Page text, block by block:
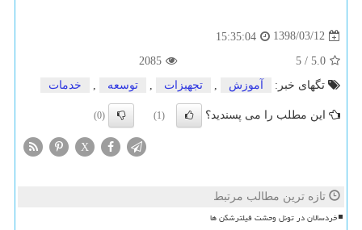
1398/03/12
15:35:04
5.0
/
5
2085
تگهای خبر:
آموزش , تجهیزات , توسعه , خدمات
این مطلب را می پسندید؟ (1)
(0)
X
تازه ترین مطالب مرتبط
خردسالان در تونل وحشت فیلترشکن ها